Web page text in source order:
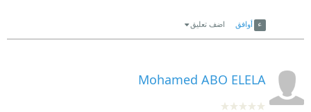
أوافق اضف تعليق
Mohamed ABO ELELA